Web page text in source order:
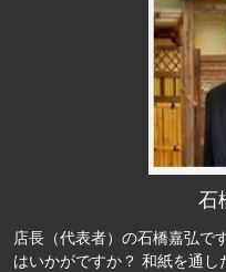
石
店長（代表者）の石橋嘉弘で
はいかがですか？ 和紙を通